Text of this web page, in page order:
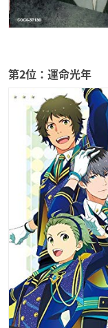
第2位：運命光年